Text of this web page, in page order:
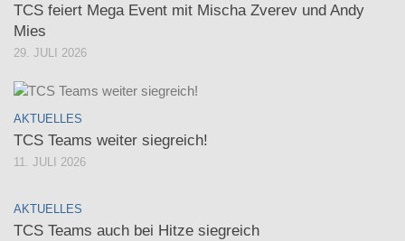
TCS feiert Mega Event mit Mischa Zverev und Andy
Mies
29. JULI 2026
AKTUELLES
TCS Teams weiter siegreich!
11. JULI 2026
AKTUELLES
TCS Teams auch bei Hitze siegreich